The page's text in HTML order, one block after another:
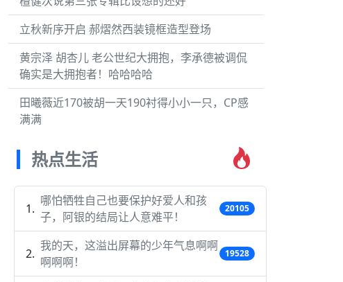
立秋新序开启 郝熠然西装镜框造型登场
黄宗泽 胡杏儿 老公世纪大拥抱，李承德被调侃
确实是大拥抱者！哈哈哈哈
田曦薇近170被胡一天190衬得小小一只，CP感
满满
热点生活
哪怕牺牲自己也要保护好爱人和孩
子，阿银的结局让人意难平！
20105
我的天，这溢出屏幕的少年气息啊啊
啊啊啊！
19528